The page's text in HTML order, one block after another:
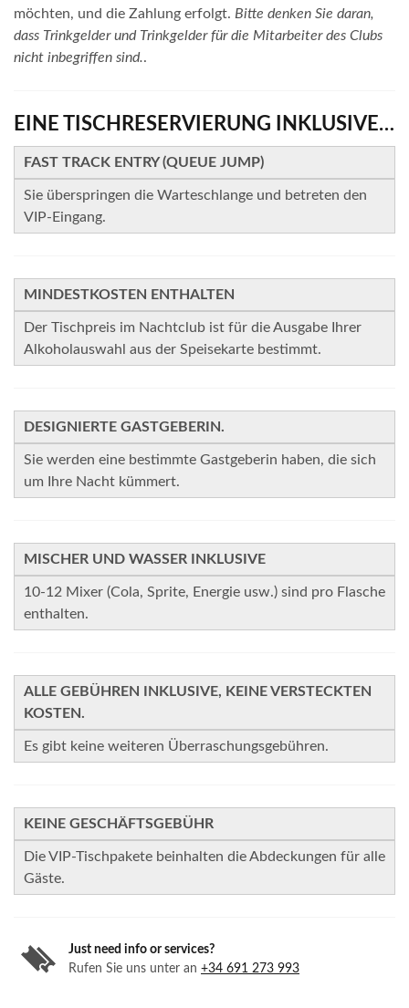
möchten, und die Zahlung erfolgt. Bitte denken Sie daran,
dass Trinkgelder und Trinkgelder für die Mitarbeiter des Clubs
nicht inbegriffen sind..
EINE TISCHRESERVIERUNG INKLUSIVE…
FAST TRACK ENTRY (QUEUE JUMP)
Sie überspringen die Warteschlange und betreten den
VIP-Eingang.
MINDESTKOSTEN ENTHALTEN
Der Tischpreis im Nachtclub ist für die Ausgabe Ihrer
Alkoholauswahl aus der Speisekarte bestimmt.
DESIGNIERTE GASTGEBERIN.
Sie werden eine bestimmte Gastgeberin haben, die sich
um Ihre Nacht kümmert.
MISCHER UND WASSER INKLUSIVE
10-12 Mixer (Cola, Sprite, Energie usw.) sind pro Flasche
enthalten.
ALLE GEBÜHREN INKLUSIVE, KEINE VERSTECKTEN
KOSTEN.
Es gibt keine weiteren Überraschungsgebühren.
KEINE GESCHÄFTSGEBÜHR
Die VIP-Tischpakete beinhalten die Abdeckungen für alle
Gäste.
Just need info or services?
Rufen Sie uns unter an +34 691 273 993